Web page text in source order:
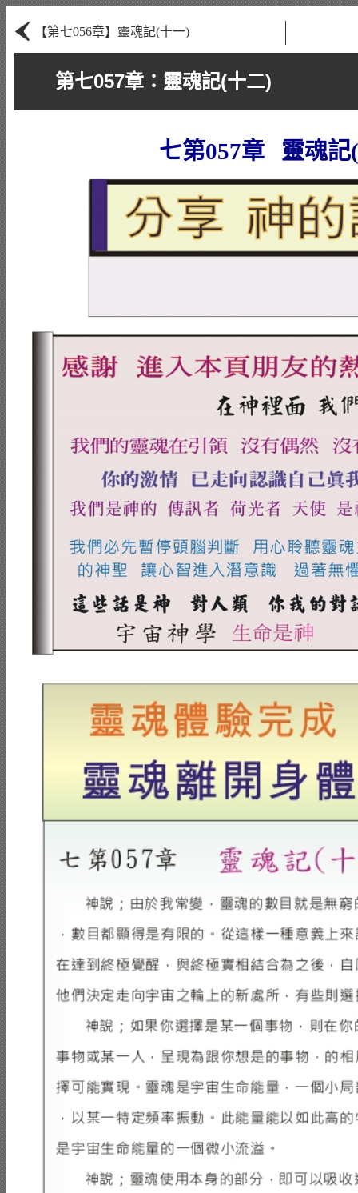
‹ 【第七056章】靈魂記(十一)
第七057章：靈魂記(十二)
七第057章 靈魂記